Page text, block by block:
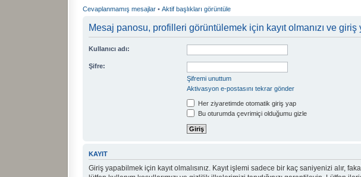
Cevaplanmamış mesajlar • Aktif başlıkları görüntüle
Mesaj panosu, profilleri görüntülemek için kayıt olmanızı ve giriş
Kullanıcı adı:
Şifre:
Şifremi unuttum
Aktivasyon e-postasını tekrar gönder
Her ziyaretimde otomatik giriş yap
Bu oturumda çevrimiçi olduğumu gizle
KAYIT
Giriş yapabilmek için kayıt olmalısınız. Kayıt işlemi sadece bir kaç saniyenizi alır,